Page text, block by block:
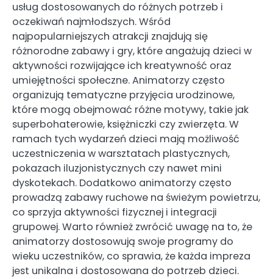
usług dostosowanych do różnych potrzeb i
oczekiwań najmłodszych. Wśród
najpopularniejszych atrakcji znajdują się
różnorodne zabawy i gry, które angażują dzieci w
aktywności rozwijające ich kreatywność oraz
umiejętności społeczne. Animatorzy często
organizują tematyczne przyjęcia urodzinowe,
które mogą obejmować różne motywy, takie jak
superbohaterowie, księżniczki czy zwierzęta. W
ramach tych wydarzeń dzieci mają możliwość
uczestniczenia w warsztatach plastycznych,
pokazach iluzjonistycznych czy nawet mini
dyskotekach. Dodatkowo animatorzy często
prowadzą zabawy ruchowe na świeżym powietrzu,
co sprzyja aktywności fizycznej i integracji
grupowej. Warto również zwrócić uwagę na to, że
animatorzy dostosowują swoje programy do
wieku uczestników, co sprawia, że każda impreza
jest unikalna i dostosowana do potrzeb dzieci.